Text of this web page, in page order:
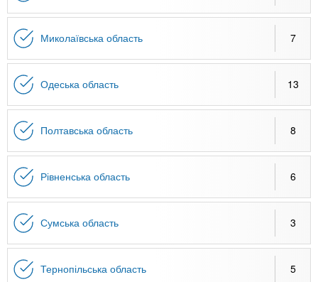
Миколаївська область 7
Одеська область 13
Полтавська область 8
Рівненська область 6
Сумська область 3
Тернопільська область 5